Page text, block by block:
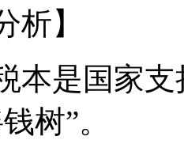
】
是国家支
树”。